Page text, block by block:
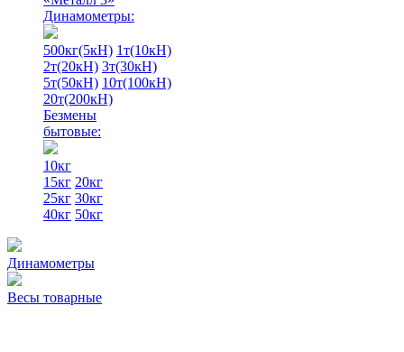
Динамометры:
500кг(5кН) 1т(10кН)
2т(20кН) 3т(30кН)
5т(50кН) 10т(100кН)
20т(200кН)
Безмены
бытовые:
10кг
15кг 20кг
25кг 30кг
40кг 50кг
Динамометры
Весы товарные